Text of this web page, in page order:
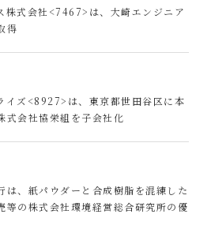
株式会社<7467>は、大崎エンジニア
得
イズ<8927>は、東京都世田谷区に本
式会社協栄組を子会社化
は、紙パウダーと合成樹脂を混練した
等の株式会社環境経営総合研究所の優